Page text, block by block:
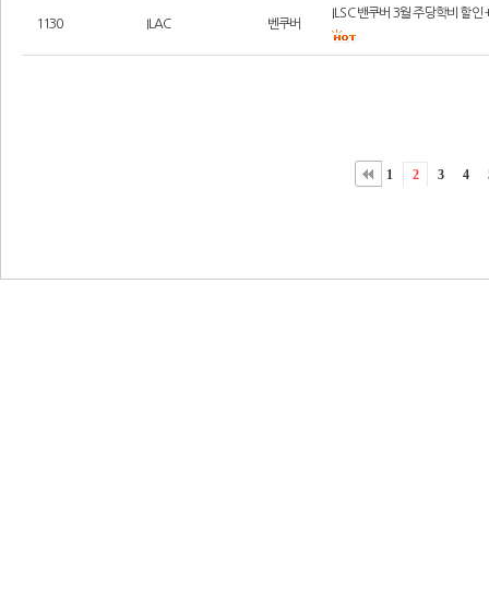
1130 ILAC 벤쿠버
ILSC 밴쿠버 3월 주당학비 할
1 2 3 4